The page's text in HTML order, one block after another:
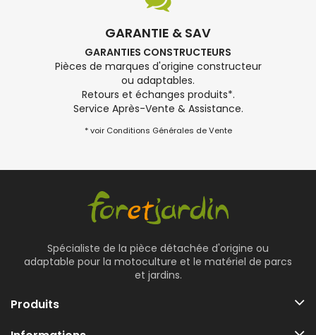
GARANTIE & SAV
GARANTIES CONSTRUCTEURS
Pièces de marques d'origine constructeur
ou adaptables.
Retours et échanges produits*.
Service Après-Vente & Assistance.
* voir Conditions Générales de Vente
Spécialiste de la pièce détachée d'origine ou
adaptable pour la motoculture et le matériel de parcs
et jardins.
Produits